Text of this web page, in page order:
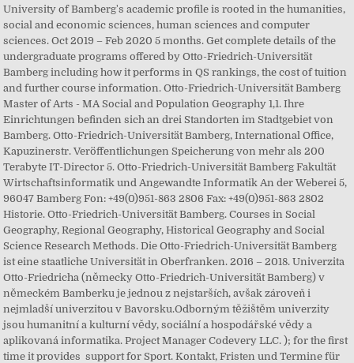
University of Bamberg's academic profile is rooted in the humanities,
social and economic sciences, human sciences and computer
sciences. Oct 2019 – Feb 2020 5 months. Get complete details of the
undergraduate programs offered by Otto-Friedrich-Universität
Bamberg including how it performs in QS rankings, the cost of tuition
and further course information. Otto-Friedrich-Universität Bamberg
Master of Arts - MA Social and Population Geography 1,1. Ihre
Einrichtungen befinden sich an drei Standorten im Stadtgebiet von
Bamberg. Otto-Friedrich-Universität Bamberg, International Office,
Kapuzinerstr. Veröffentlichungen Speicherung von mehr als 200
Terabyte IT-Director 5. Otto-Friedrich-Universität Bamberg Fakultät
Wirtschaftsinformatik und Angewandte Informatik An der Weberei 5,
96047 Bamberg Fon: +49(0)951-863 2806 Fax: +49(0)951-863 2802
Historie. Otto-Friedrich-Universität Bamberg. Courses in Social
Geography, Regional Geography, Historical Geography and Social
Science Research Methods. Die Otto-Friedrich-Universität Bamberg
ist eine staatliche Universität in Oberfranken. 2016 – 2018. Univerzita
Otto-Friedricha (německy Otto-Friedrich-Universität Bamberg) v
německém Bamberku je jednou z nejstarších, avšak zároveň i
nejmladší univerzitou v Bavorsku.Odborným těžištěm univerzity
jsou humanitní a kulturní vědy, sociální a hospodářské vědy a
aplikovaná informatika. Project Manager Codevery LLC. ); for the first
time it provides support for Sport. Kontakt, Fristen und Termine für